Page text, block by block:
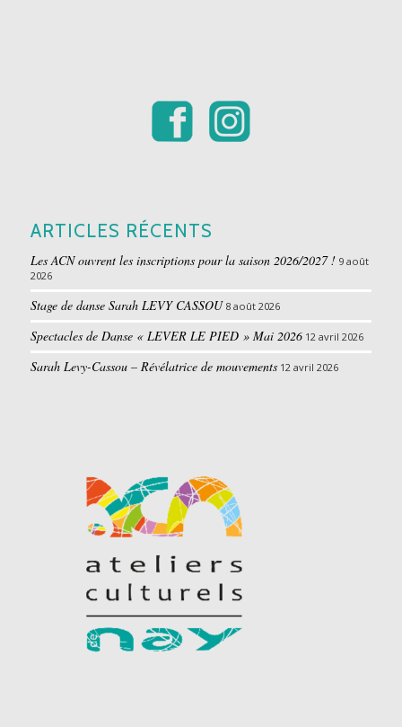
ARTICLES RÉCENTS
Les ACN ouvrent les inscriptions pour la saison 2026/2027 ! 9 août
2026
Stage de danse Sarah LEVY CASSOU 8 août 2026
Spectacles de Danse « LEVER LE PIED » Mai 2026 12 avril 2026
Sarah Levy-Cassou – Révélatrice de mouvements 12 avril 2026